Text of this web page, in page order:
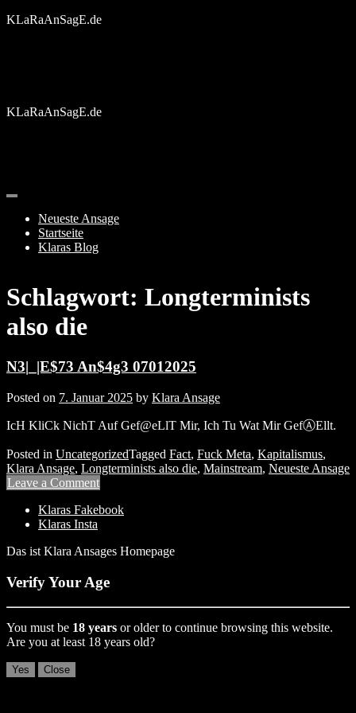
Skip
KLaRaAnSagE.de
KLaRaAnSagE.de
Neueste Ansage
Startseite
Klaras Blog
Schlagwort: Longterminists
also die
N3|_|E$73 An$4g3 07012025
Posted on 7. Januar 2025 by Klara Ansage
IcH KliCk NichT Auf Gef@eLlT Mir, Ich Tu Wat Mir GefⒶEllt.
Posted in UncategorizedTagged Fact, Fuck Meta, Kapitalismus,
Klara Ansage, Longterminists also die, Mainstream, Neueste Ansage
Leave a Comment
Klaras Fakebook
Klaras Insta
Das ist Klara Ansages Homepage
Verify Your Age
You must be 18 years or older to continue browsing this website.
Are you at least 18 years old?
Yes Close